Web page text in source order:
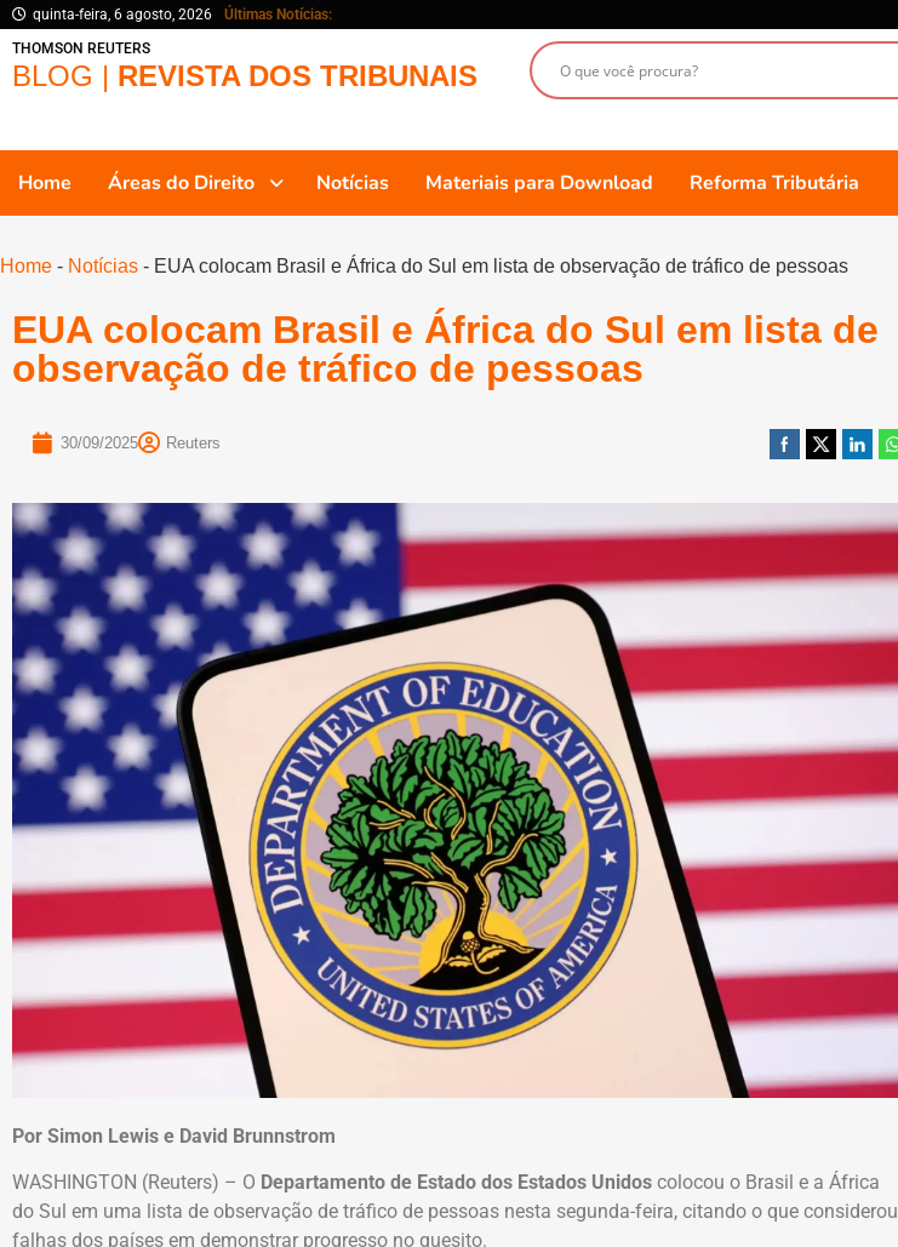
quinta-feira, 6 agosto, 2026
Últimas Notícias:
THOMSON REUTERS
BLOG | REVISTA DOS TRIBUNAIS
Home Áreas do Direito Notícias Materiais para Download Reforma Tributária
Home - Notícias - EUA colocam Brasil e África do Sul em lista de observação de tráfico de pessoas
EUA colocam Brasil e África do Sul em lista de
observação de tráfico de pessoas
30/09/2025 Reuters
Por Simon Lewis e David Brunnstrom
WASHINGTON (Reuters) – O Departamento de Estado dos Estados Unidos colocou o Brasil e a África
do Sul em uma lista de observação de tráfico de pessoas nesta segunda-feira, citando o que considerou
falhas dos países em demonstrar progresso no quesito.